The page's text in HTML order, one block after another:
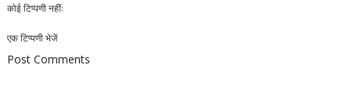
कोई टिप्पणी नहीं:
एक टिप्पणी भेजें
Post Comments